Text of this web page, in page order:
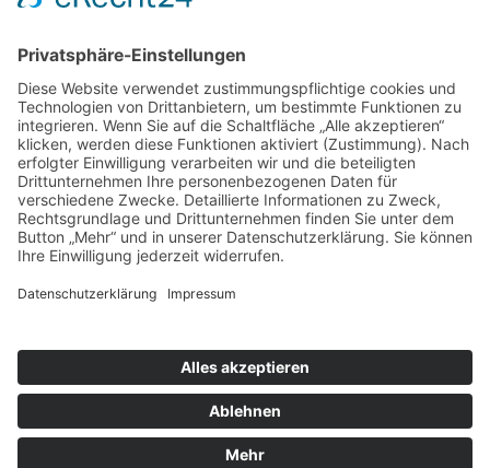
Künstler anfragen
zum Formular
mick and music | Künstler-Agentur | Michael Peters | Reichsbahnstraße
28 | 22525 Hamburg | Tel. +49 40 55779993 | Mobil +49 172 4140285 | E-
info@mickandmusic.de